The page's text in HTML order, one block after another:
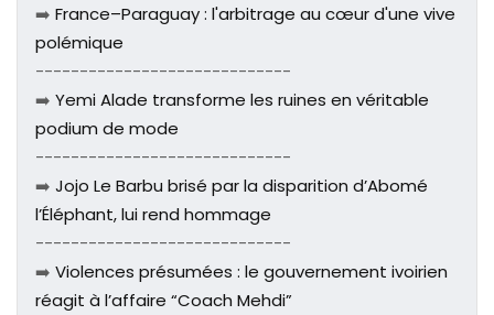
➡️ France–Paraguay : l'arbitrage au cœur d'une vive
polémique
-----------------------------
➡️ Yemi Alade transforme les ruines en véritable
podium de mode
-----------------------------
➡️ Jojo Le Barbu brisé par la disparition d’Abomé
l’Éléphant, lui rend hommage
-----------------------------
➡️ Violences présumées : le gouvernement ivoirien
réagit à l’affaire “Coach Mehdi”